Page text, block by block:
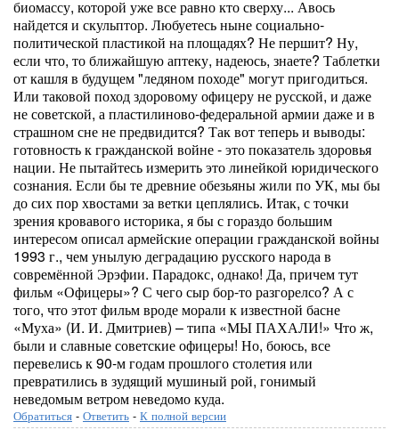
биомассу, которой уже все равно кто сверху... Авось
найдется и скульптор. Любуетесь ныне социально-
политической пластикой на площадях? Не першит? Ну,
если что, то ближайшую аптеку, надеюсь, знаете? Таблетки
от кашля в будущем "ледяном походе" могут пригодиться.
Или таковой поход здоровому офицеру не русской, и даже
не советской, а пластилиново-федеральной армии даже и в
страшном сне не предвидится? Так вот теперь и выводы:
готовность к гражданской войне - это показатель здоровья
нации. Не пытайтесь измерить это линейкой юридического
сознания. Если бы те древние обезьяны жили по УК, мы бы
до сих пор хвостами за ветки цеплялись. Итак, с точки
зрения кровавого историка, я бы с гораздо большим
интересом описал армейские операции гражданской войны
1993 г., чем унылую деградацию русского народа в
совремённой Эрэфии. Парадокс, однако! Да, причем тут
фильм «Офицеры»? С чего сыр бор-то разгорелсо? А с
того, что этот фильм вроде морали к известной басне
«Муха» (И. И. Дмитриев) – типа «МЫ ПАХАЛИ!» Что ж,
были и славные советские офицеры! Но, боюсь, все
перевелись к 90-м годам прошлого столетия или
превратились в зудящий мушиный рой, гонимый
неведомым ветром неведомо куда.
Обратиться - Ответить - К полной версии